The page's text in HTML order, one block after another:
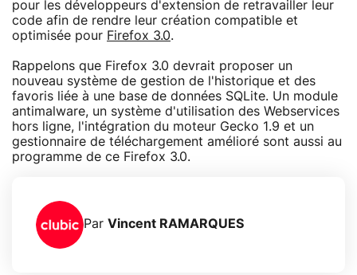
pour les développeurs d'extension de retravailler leur
code afin de rendre leur création compatible et
optimisée pour Firefox 3.0.
Rappelons que Firefox 3.0 devrait proposer un
nouveau système de gestion de l'historique et des
favoris liée à une base de données SQLite. Un module
antimalware, un système d'utilisation des Webservices
hors ligne, l'intégration du moteur Gecko 1.9 et un
gestionnaire de téléchargement amélioré sont aussi au
programme de ce Firefox 3.0.
Par Vincent RAMARQUES